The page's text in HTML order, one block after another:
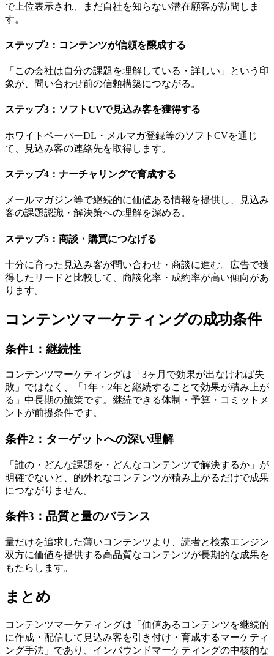
で上位表示され、まだ自社を知らない潜在顧客が訪問しま
す。
ステップ2：コンテンツが信頼を醸成する
「この会社は自分の課題を理解している・詳しい」という印
象が、問い合わせ前の信頼構築につながる。
ステップ3：ソフトCVで見込み客を獲得する
ホワイトペーパーDL・メルマガ登録等のソフトCVを通じ
て、見込み客の連絡先を取得します。
ステップ4：ナーチャリングで育成する
メールマガジン等で継続的に価値ある情報を提供し、見込み
客の課題認識・解決策への理解を深める。
ステップ5：商談・購買につなげる
十分に育った見込み客が問い合わせ・商談に進む。広告で獲
得したリードと比較して、商談化率・成約率が高い傾向があ
ります。
コンテンツマーケティングの成功条件
条件1：継続性
コンテンツマーケティングは「3ヶ月で効果が出なければ失
敗」ではなく、「1年・2年と継続することで効果が積み上が
る」中長期の施策です。継続できる体制・予算・コミットメ
ントが前提条件です。
条件2：ターゲットへの深い理解
「誰の・どんな課題を・どんなコンテンツで解決するか」が
明確でないと、的外れなコンテンツが積み上がるだけで成果
につながりません。
条件3：品質と量のバランス
量だけを追求した薄いコンテンツより、読者と検索エンジン
双方に価値を提供する高品質なコンテンツが長期的な成果を
もたらします。
まとめ
コンテンツマーケティングは「価値あるコンテンツを継続的
に作成・配信して見込み客を引き付け・育成するマーケティ
ング手法」であり、インバウンドマーケティングの中核的な